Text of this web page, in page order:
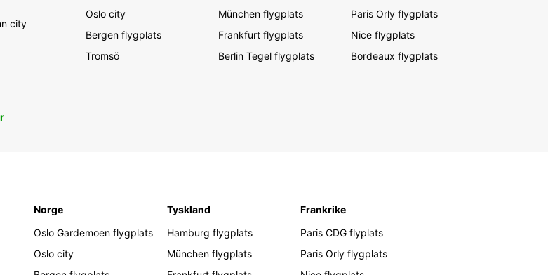
city
Oslo city
Bergen flygplats
Tromsö
München flygplats
Frankfurt flygplats
Berlin Tegel flygplats
Paris Orly flygplats
Nice flygplats
Bordeaux flygplats
Norge
Oslo Gardemoen flygplats
Oslo city
Tyskland
Hamburg flygplats
München flygplats
Frankrike
Paris CDG flyplats
Paris Orly flygplats